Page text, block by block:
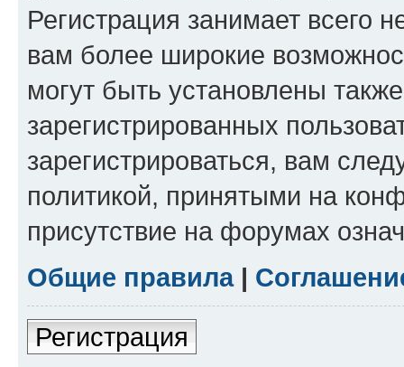
Регистрация занимает всего
вам более широкие
могут быть установлены
зарегистрированных
зарегистрироваться, вам
политикой, принятыми на
присутствие на форумах
Общие правила|
Регистрация